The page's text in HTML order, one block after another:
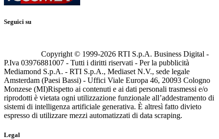
Seguici su
Copyright © 1999-2026 RTI S.p.A. Business Digital -
P.Iva 03976881007 - Tutti i diritti riservati - Per la pubblicità
Mediamond S.p.A. - RTI S.p.A., Mediaset N.V., sede legale
Amsterdam (Paesi Bassi) - Uffici Viale Europa 46, 20093 Cologno
Monzese (MI)Rispetto ai contenuti e ai dati personali trasmessi e/o
riprodotti è vietata ogni utilizzazione funzionale all’addestramento di
sistemi di intelligenza artificiale generativa. È altresì fatto divieto
espresso di utilizzare mezzi automatizzati di data scraping.
Legal